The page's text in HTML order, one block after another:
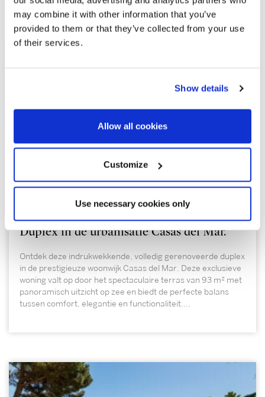
may combine it with other information that you’ve
provided to them or that they’ve collected from your use
of their services.
Show details
Allow all cookies
Customize
Use necessary cookies only
eigendommen
655.000 €
Sitges / Barcelona Costa Sur | SITP6511
Duplex in de urbanisatie Casas del Mar.
Ontdek deze indrukwekkende, volledig gerenoveerde duplex
in de prestigieuze woonwijk Casas del Mar. Deze exclusieve
woning valt op door het spectaculaire terras van 93 m² met
panoramisch uitzicht op zee en biedt de perfecte balans
tussen comfort, elegantie en functionaliteit....